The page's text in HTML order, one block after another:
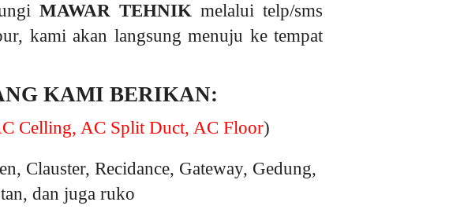
MAWAR TEHNIKmelalui telp/sms
kami akan langsung menuju ke tempat
KAMI BERIKAN:
Celling, AC Split Duct, AC Floor)
Clauster, Recidance, Gateway, Gedung,
dan juga ruko